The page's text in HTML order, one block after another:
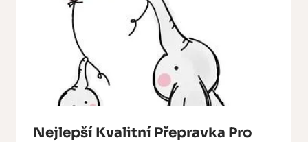
Nejlepší Kvalitní Přepravka Pro